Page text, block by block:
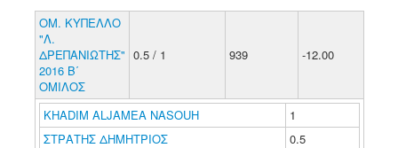
ΟΜ. ΚΥΠΕΛΛΟ
"Λ.
ΔΡΕΠΑΝΙΩΤΗΣ"
2016 Β΄
ΟΜΙΛΟΣ
0.5 / 1 939 -12.00
KHADIM ALJAMEA NASOUH
1
ΣΤΡΑΤΗΣ ΔΗΜΗΤΡΙΟΣ
0.5